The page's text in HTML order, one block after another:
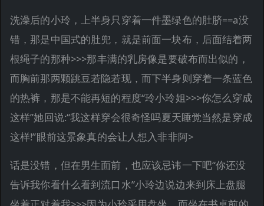
洗澡后的小玲，上半身只穿着一件墨绿色的肚脐==a没
错，那是中国式的肚兜，就是前面一块布，后面结着两
根绳子的那种>>>那丰满的乳房像是要破布而出似的，
而胸前那两颗跳豆若隐若现，而下半身则穿着一条蓝色
的热裤，那是不能再短的程度“玲小玲姐>>>你怎么穿成
这样”她回说:“我这样穿会很奇怪吗夏天睡觉当然是穿成
这样!”眼前这景象真的会让人想入非非阿>
话是没错，但在男生面前，也应该忌讳一下吧“你还没
告诉我你看什么看到流口水”小玲边说边来到床上盘腿